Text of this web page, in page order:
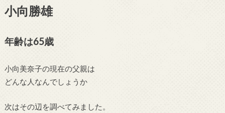
小向勝雄
年齢は65歳
小向美奈子の現在の父親は
どんな人なんでしょうか
次はその辺を調べてみました。